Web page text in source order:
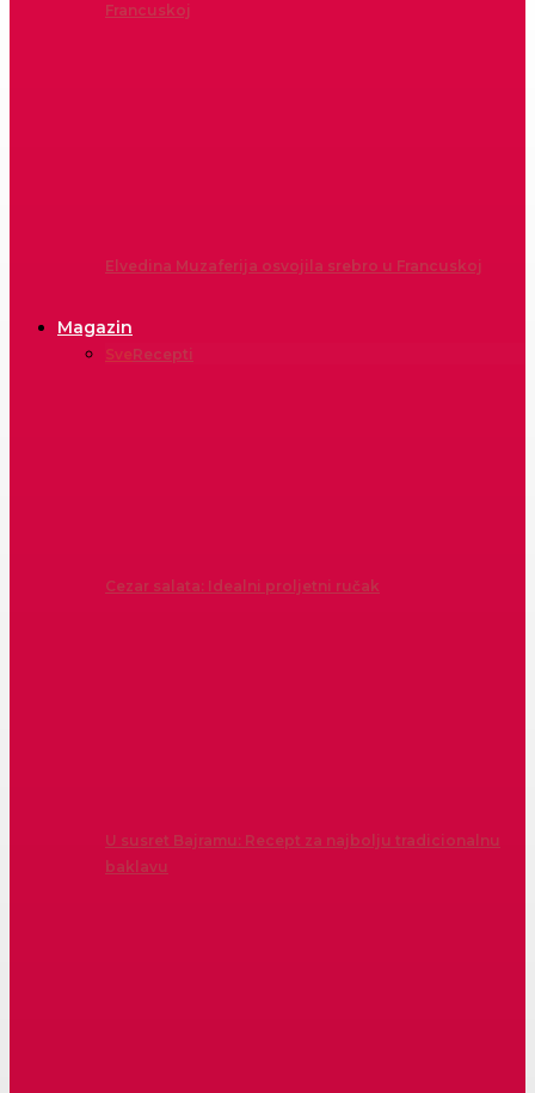
Francuskoj
Elvedina Muzaferija osvojila srebro u Francuskoj
Magazin
SveRecepti
Cezar salata: Idealni proljetni ručak
U susret Bajramu: Recept za najbolju tradicionalnu
baklavu